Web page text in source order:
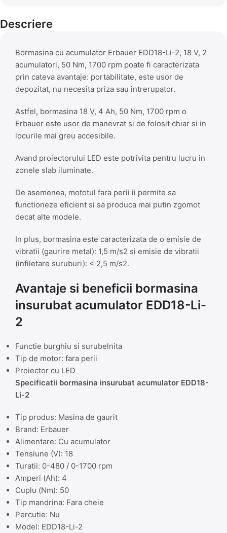
Descriere
Bormasina cu acumulator Erbauer EDD18-Li-2, 18 V, 2
acumulatori, 50 Nm, 1700 rpm poate fi caracterizata
prin cateva avantaje: portabilitate, este usor de
depozitat, nu necesita priza sau intrerupator.
Astfel, bormasina 18 V, 4 Ah, 50 Nm, 1700 rpm o
Erbauer este usor de manevrat si de folosit chiar si in
locurile mai greu accesibile.
Avand proiectorului LED este potrivita pentru lucru in
zonele slab iluminate.
De asemenea, mototul fara perii ii permite sa
functioneze eficient si sa produca mai putin zgomot
decat alte modele.
In plus, bormasina este caracterizata de o emisie de
vibratii (gaurire metal): 1,5 m/s2 si emisie de vibratii
(infiletare suruburi): < 2,5 m/s2.
Avantaje si beneficii bormasina
insurubat acumulator EDD18-Li-
2
Functie burghiu si surubelnita
Tip de motor: fara perii
Proiector cu LED
Specificatii bormasina insurubat acumulator EDD18-
Li-2
Tip produs: Masina de gaurit
Brand: Erbauer
Alimentare: Cu acumulator
Tensiune (V): 18
Turatii: 0-480 / 0-1700 rpm
Amperi (Ah): 4
Cuplu (Nm): 50
Tip mandrina: Fara cheie
Percutie: Nu
Model: EDD18-Li-2